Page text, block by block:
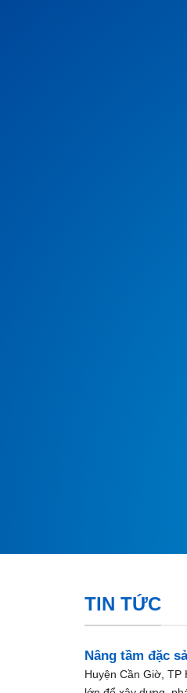
TIN TỨC
Nâng tầm đặc
Huyện Cần Giờ,